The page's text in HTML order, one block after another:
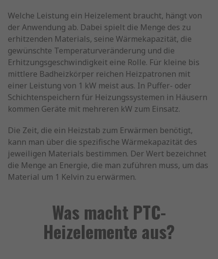
Welche Leistung ein Heizelement braucht, hängt von
der Anwendung ab. Dabei spielt die Menge des zu
erhitzenden Materials, seine Wärmekapazität, die
gewünschte Temperaturveränderung und die
Erhitzungsgeschwindigkeit eine Rolle. Für kleine bis
mittlere Badheizkörper reichen Heizpatronen mit
einer Leistung von 1 kW meist aus. In Puffer- oder
Schichtenspeichern für Heizungssystemen in Häusern
kommen Geräte mit mehreren kW zum Einsatz.
Die Zeit, die ein Heizstab zum Erwärmen benötigt,
kann man über die spezifische Wärmekapazität des
jeweiligen Materials bestimmen. Der Wert bezeichnet
die Menge an Energie, die man zuführen muss, um das
Material um 1 Kelvin zu erwärmen.
Was macht PTC-
Heizelemente aus?